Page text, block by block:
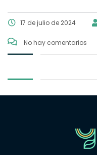
17 de julio de 2024
No hay comentarios